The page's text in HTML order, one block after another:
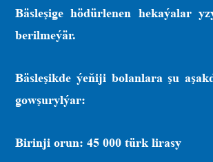
Bäsleşige hödürlenen hekaýalar
berilmeýär.
Bäsleşikde ýeňiji bolanlara şu
gowşurylýar:
Birinji orun: 45 000 türk lirasy